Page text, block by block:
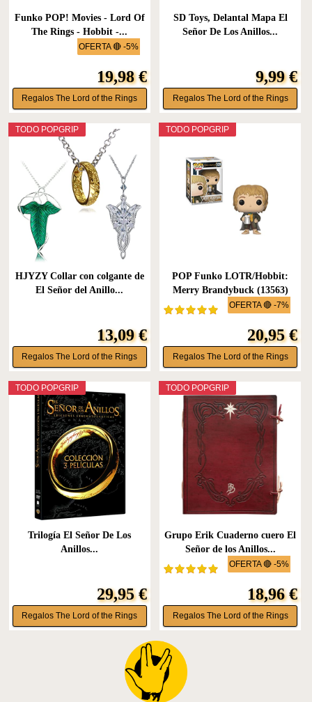
OFERTA 🔴 -5%
Funko POP! Movies - Lord Of
The Rings - Hobbit -...
19,98 €
Regalos The Lord of the Rings
SD Toys, Delantal Mapa El
Señor De Los Anillos...
9,99 €
Regalos The Lord of the Rings
TODO POPGRIP
HJYZY Collar con colgante de
El Señor del Anillo...
13,09 €
Regalos The Lord of the Rings
OFERTA 🔴 -7%
TODO POPGRIP
POP Funko LOTR/Hobbit:
Merry Brandybuck (13563)
20,95 €
Regalos The Lord of the Rings
TODO POPGRIP
Trilogía El Señor De Los
Anillos...
29,95 €
Regalos The Lord of the Rings
OFERTA 🔴 -5%
TODO POPGRIP
Grupo Erik Cuaderno cuero El
Señor de los Anillos...
18,96 €
Regalos The Lord of the Rings